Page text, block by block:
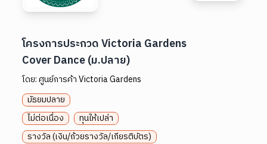
โครงการประกวด Victoria Gardens
Cover Dance (ม.ปลาย)
โดย:ศูนย์การค้า Victoria Gardens
มัธยมปลาย
ไม่ต่อเนื่อง
ทุนให้เปล่า
รางวัล (เงิน/ถ้วยรางวัล/เกียรติบัตร)